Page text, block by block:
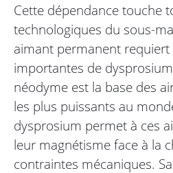
Cette dépendance touche
technologiques du sous-
aimant permanent
importantes de
néodyme est la base des
les plus puissants au
dysprosium permet à ces
leur magnétisme face à la
contraintes mécaniques.